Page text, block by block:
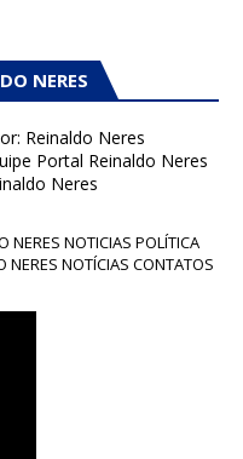
NERES
Reinaldo Neres
Portal Reinaldo Neres
Neres
NERES NOTICIAS POLÍTICA
NERES NOTÍCIAS CONTATOS